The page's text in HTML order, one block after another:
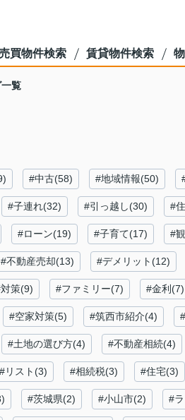
買物件検索 賃貸物件検索
覧
#中古(58) #地域情報(50)
#子連れ(32) #引っ越し(30) #
#ローン(19) #子育て(17) #
#不動産売却(13) #デメリット(12)
策(9) #ファミリー(7) #金利(7)
#空家対策(5) #筑西市紹介(4)
#土地の選び方(4) #不動産相続(4)
#リスト(3) #相続税(3) #住宅(3)
#茨城県(2) #小山市(2) #